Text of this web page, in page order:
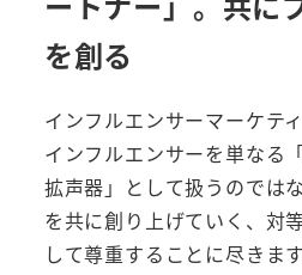
を創る
インフルエンサーマーケテ
インフルエンサーを単なる
拡声器」として扱うのでは
を共に創り上げていく、対
して尊重することに尽きます